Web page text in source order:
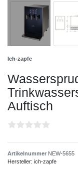
Ich-zapfe
Auftisch
Artikelnummer NEW-5655
Hersteller: ich-zapfe